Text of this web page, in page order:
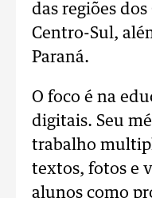
das regiões dos
Centro-Sul,
Paraná.
O foco é na
digitais. Seu
trabalho
textos, fotos e
alunos como